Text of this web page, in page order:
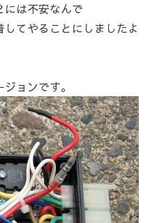
には不安なんで
てやることにしましたよ
ョンです。